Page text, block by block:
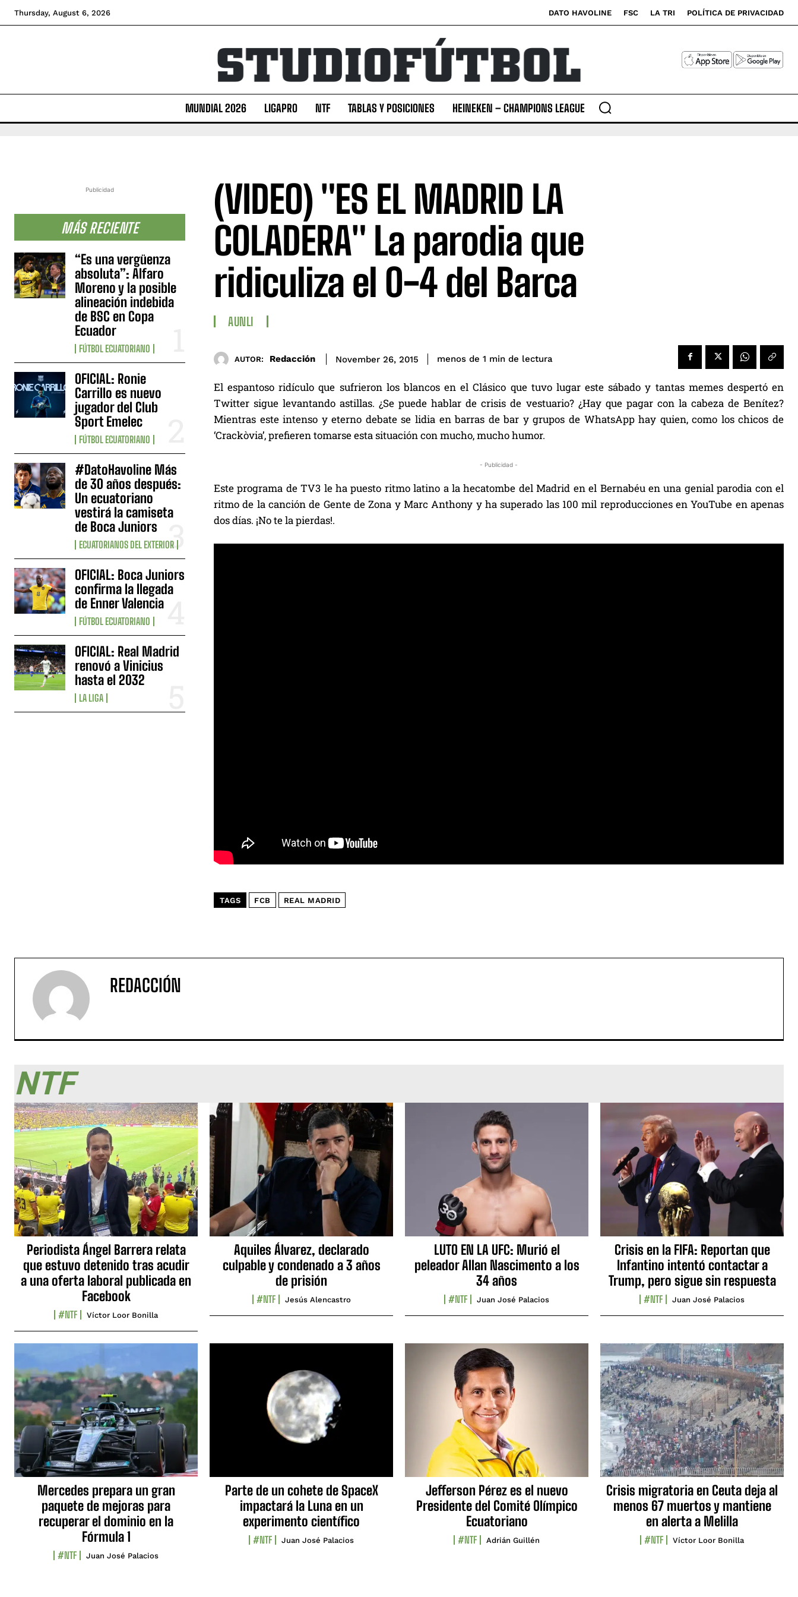
Thursday, August 6, 2026 DATO HAVOLINE FSC LA TRI POLÍTICA DE PRIVACIDAD
MUNDIAL 2026 LIGAPRO NTF TABLAS Y POSICIONES HEINEKEN – CHAMPIONS LEAGUE
Publicidad
MÁS RECIENTE
“Es una vergüenza
absoluta”: Alfaro
Moreno y la posible
alineación indebida
de BSC en Copa
Ecuador
FÚTBOL ECUATORIANO
OFICIAL: Ronie
Carrillo es nuevo
jugador del Club
Sport Emelec
FÚTBOL ECUATORIANO
#DatoHavoline Más
de 30 años después:
Un ecuatoriano
vestirá la camiseta
de Boca Juniors
ECUATORIANOS DEL EXTERIOR
OFICIAL: Boca Juniors
confirma la llegada
de Enner Valencia
FÚTBOL ECUATORIANO
OFICIAL: Real Madrid
renovó a Vinicius
hasta el 2032
LA LIGA
(VIDEO) "ES EL MADRID LA
COLADERA" La parodia que
ridiculiza el 0-4 del Barca
AUNLI
AUTOR: Redacción November 26, 2015 menos de 1 min de lectura
El espantoso ridículo que sufrieron los blancos en el Clásico que tuvo lugar este sábado y tantas memes despertó en
Twitter sigue levantando astillas. ¿Se puede hablar de crisis de vestuario? ¿Hay que pagar con la cabeza de Benítez?
Mientras este intenso y eterno debate se lidia en barras de bar y grupos de WhatsApp hay quien, como los chicos de
‘Crackòvia’, prefieren tomarse esta situación con mucho, mucho humor.
- Publicidad -
Este programa de TV3 le ha puesto ritmo latino a la hecatombe del Madrid en el Bernabéu en una genial parodia con el
ritmo de la canción de Gente de Zona y Marc Anthony y ha superado las 100 mil reproducciones en YouTube en apenas
dos días. ¡No te la pierdas!.
TAGS FCB REAL MADRID
REDACCIÓN
NTF
Periodista Ángel Barrera relata
que estuvo detenido tras acudir
a una oferta laboral publicada en
Facebook
#NTF Víctor Loor Bonilla
Aquiles Álvarez, declarado
culpable y condenado a 3 años
de prisión
#NTF Jesús Alencastro
LUTO EN LA UFC: Murió el
peleador Allan Nascimento a los
34 años
#NTF Juan José Palacios
Crisis en la FIFA: Reportan que
Infantino intentó contactar a
Trump, pero sigue sin respuesta
#NTF Juan José Palacios
Mercedes prepara un gran
paquete de mejoras para
recuperar el dominio en la
Fórmula 1
#NTF Juan José Palacios
Parte de un cohete de SpaceX
impactará la Luna en un
experimento científico
#NTF Juan José Palacios
Jefferson Pérez es el nuevo
Presidente del Comité Olímpico
Ecuatoriano
#NTF Adrián Guillén
Crisis migratoria en Ceuta deja al
menos 67 muertos y mantiene
en alerta a Melilla
#NTF Víctor Loor Bonilla